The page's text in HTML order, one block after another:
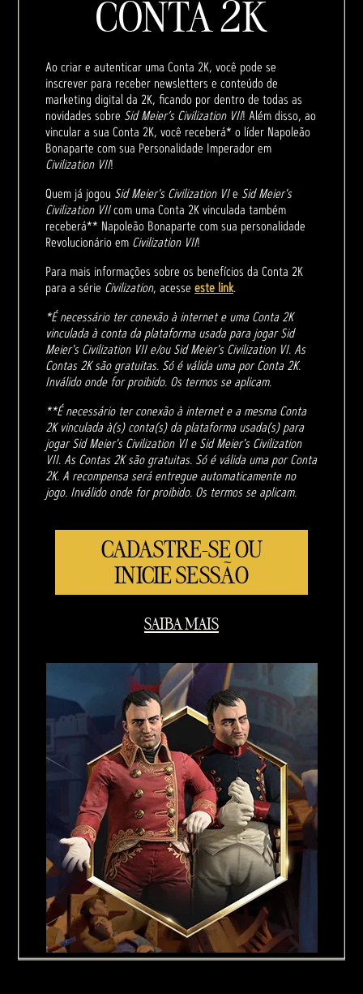
CONTA 2K
Ao criar e autenticar uma Conta 2K, você pode se
inscrever para receber newsletters e conteúdo de
marketing digital da 2K, ficando por dentro de todas as
novidades sobre Sid Meier’s Civilization VII! Além disso, ao
vincular a sua Conta 2K, você receberá* o líder Napoleão
Bonaparte com sua Personalidade Imperador em
Civilization VII!
Quem já jogou Sid Meier's Civilization VIe Sid Meier's
Civilization VIIcom uma Conta 2K vinculada também
receberá** Napoleão Bonaparte com sua personalidade
Revolucionário em Civilization VII!
Para mais informações sobre os benefícios da Conta 2K
para a série Civilization, acesse este link.
*É necessário ter conexão à internet e uma Conta 2K
vinculada à conta da plataforma usada para jogar Sid
Meier's Civilization VII e/ou Sid Meier's Civilization VI. As
Contas 2K são gratuitas. Só é válida uma por Conta 2K.
Inválido onde for proibido. Os termos se aplicam.
**É necessário ter conexão à internet e a mesma Conta
2K vinculada à(s) conta(s) da plataforma usada(s) para
jogar Sid Meier's Civilization VI e Sid Meier's Civilization
VII. As Contas 2K são gratuitas. Só é válida uma por Conta
2K. A recompensa será entregue automaticamente no
jogo. Inválido onde for proibido. Os termos se aplicam.
CADASTRE-SE OU
INICIE SESSÃO
SAIBA MAIS